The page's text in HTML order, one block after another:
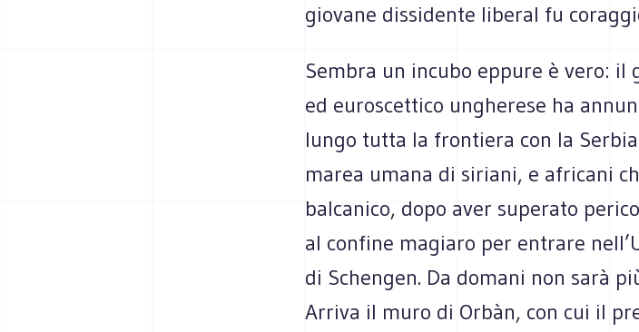
giovane dissidente liberal fu
Sembra un incubo eppure è vero: il
ed euroscettico ungherese ha
lungo tutta la frontiera con la
marea umana di siriani, e africani
balcanico, dopo aver superato
al confine magiaro per entrare
di Schengen. Da domani non sarà
Arriva il muro di Orbàn, con cui il